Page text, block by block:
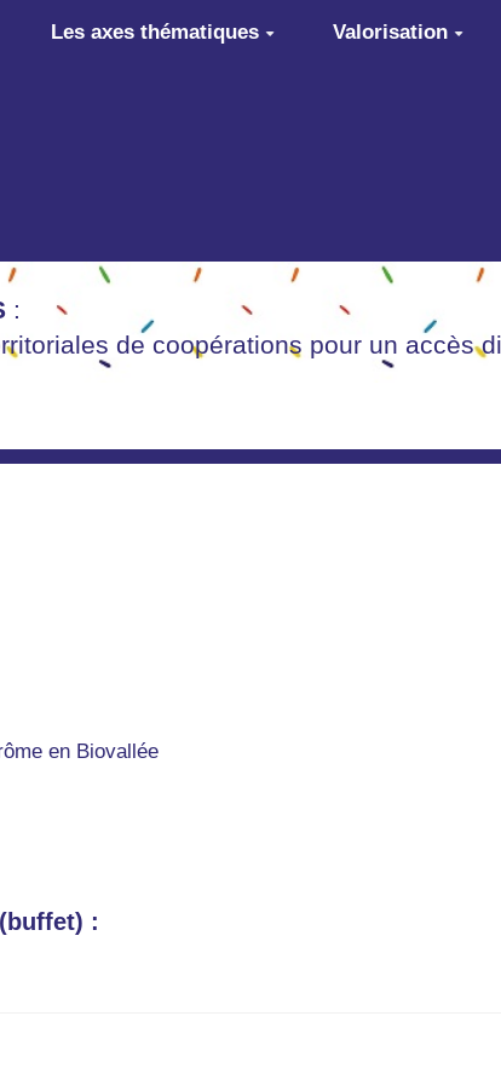
Les axes thématiques Valorisation
:
de coopérations pour un accès
en Biovallée
: